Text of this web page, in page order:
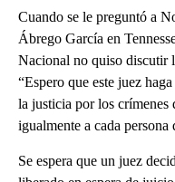
Cuando se le preguntó a
Ábrego García en
Nacional no quiso discutir
“Espero que este juez
la justicia por los
igualmente a cada persona
Se espera que un juez